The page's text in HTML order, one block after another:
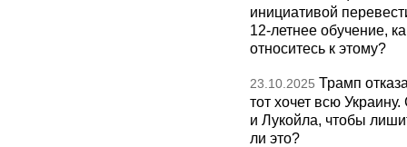
инициативой
12-летнее обучение,
относитесь к этому?
23.10.2025 Трамп
тот хочет всю
и Лукойла, чтобы
ли это?